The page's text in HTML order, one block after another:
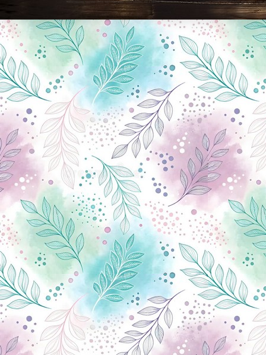
Новини Чернігова, Чернігівські новини, Чернігівський формат, новини Чернігова, події в Чернігові: політика, економіка, аналітика, культура, відеоновини, екологія, спортивний Чернігів, туризм, Чернігів